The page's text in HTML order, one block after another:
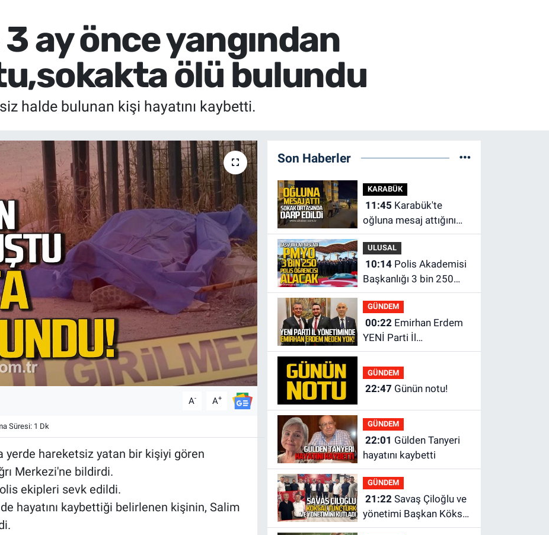
ay önce yangından
ölü bulundu
halde bulunan kişi hayatını kaybetti.
A- A+
Süresi: 1 Dk
yerde hareketsiz yatan bir kişiyi gören
Merkezi'ne bildirdi.
ekipleri sevk edildi.
hayatını kaybettiği belirlenen kişinin, Salim
Son Haberler
KARABÜK
11:45
oğluna mesaj attığını
iddia ettiği genci darp
etti.
ULUSAL
10:14Polis Akademisi
Başkanlığı 3 bin 250
polis öğrencisi alacak.
GÜNDEM
00:22Emirhan Erdem
YENİ Parti İl
yönetiminden neden
yok?
GÜNDEM
22:47 Günün notu!
GÜNDEM
22:01
hayatını kaybetti
GÜNDEM
21:22Savaş Çiloğlu ve
yönetimi Başkan Köksal
Tunçtürk’ü kutladı